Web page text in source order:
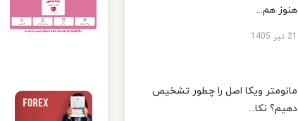
هنوز هم...
21 تیر 1405
مانومتر ویکا اصل را چطور تشخیص
دهیم؟ نکا...